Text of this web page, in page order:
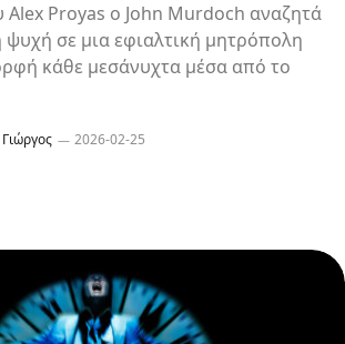
Alex Proyas ο John Murdoch αναζητά
σε μια εφιαλτική μητρόπολη
κάθε μεσάνυχτα μέσα από το
2026-02-25